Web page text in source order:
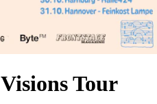
Visions Tour